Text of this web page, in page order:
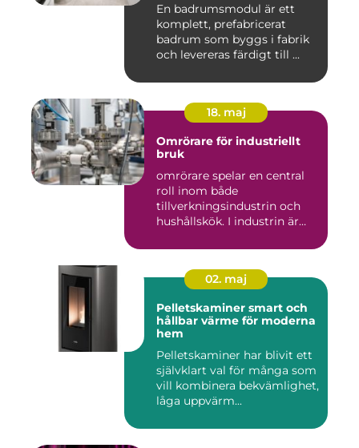
En badrumsmodul är ett
komplett, prefabricerat
badrum som byggs i fabrik
och levereras färdigt till ...
18. maj
Omrörare för industriellt
bruk
omrörare spelar en central
roll inom både
tillverkningsindustrin och
hushållskök. I industrin är
02. maj
Pelletskaminer smart och
hållbar värme för moderna
hem
Pelletskaminer har blivit ett
självklart val för många som
vill kombinera bekvämlighet,
låga uppvärm...